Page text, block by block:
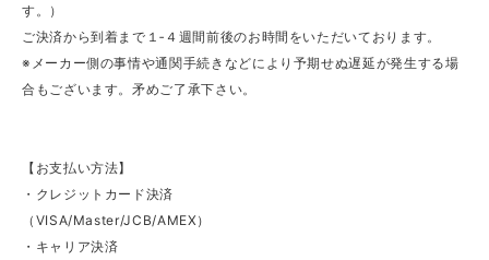
す。）
ご決済から到着まで１‐４週間前後のお時間をいただいております。
※メーカー側の事情や通関手続きなどにより予期せぬ遅延が発生する場
合もございます。矛めご了承下さい。
【お支払い方法】
・クレジットカード決済
（VISA/Master/JCB/AMEX）
・キャリア決済